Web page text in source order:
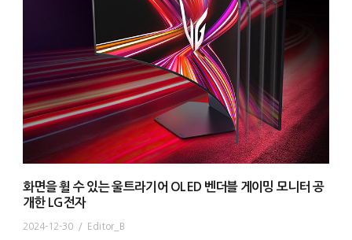
화면을 휠 수 있는 울트라기어 OLED 벤더블 게이밍 모니터 공
개한 LG전자
2024-12-30 / Editor_B